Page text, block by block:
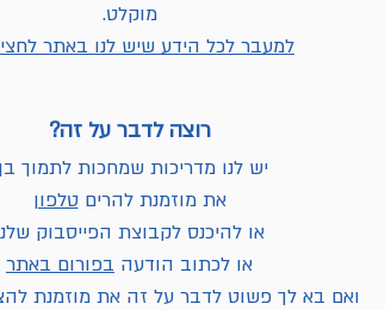
מוקלט.
למעבר לכל הידע שיש לנו באתר
רוצה לדבר על זה?
יש לנו מדריכות שמחכות לתמוך
את מוזמנת להריםטלפון
או להיכנס לקבוצת הפייסבוק
או לכתוב הודעה בפורום באתר
ואם בא לך פשוט לדבר על זה את מוזמנת